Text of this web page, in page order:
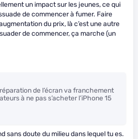
un impact sur les jeunes, ce qui
de commencer à fumer. Faire
du prix, là c’est une autre
de commencer, ça marche (un
de l’écran va franchement
à ne pas s’acheter l’iPhone 15
sans doute du milieu dans lequel tu es.